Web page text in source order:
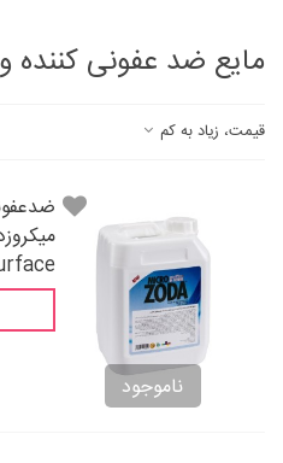
مایع ضد عفونی کننده
قیمت، زیاد به کم
ناموجود